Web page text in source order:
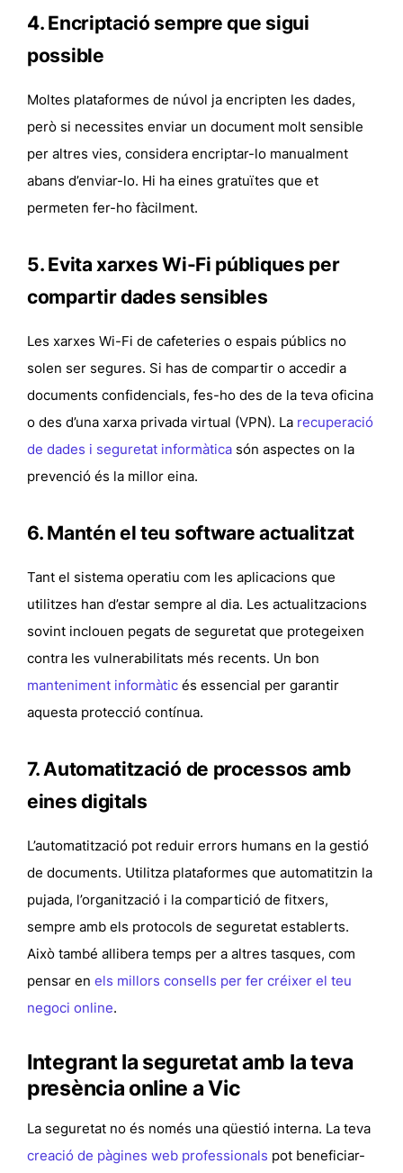
4. Encriptació sempre que sigui
possible
Moltes plataformes de núvol ja encripten les dades,
però si necessites enviar un document molt sensible
per altres vies, considera encriptar-lo manualment
abans d’enviar-lo. Hi ha eines gratuïtes que et
permeten fer-ho fàcilment.
5. Evita xarxes Wi-Fi públiques per
compartir dades sensibles
Les xarxes Wi-Fi de cafeteries o espais públics no
solen ser segures. Si has de compartir o accedir a
documents confidencials, fes-ho des de la teva oficina
o des d’una xarxa privada virtual (VPN). La recuperació
de dades i seguretat informàtica són aspectes on la
prevenció és la millor eina.
6. Mantén el teu software actualitzat
Tant el sistema operatiu com les aplicacions que
utilitzes han d’estar sempre al dia. Les actualitzacions
sovint inclouen pegats de seguretat que protegeixen
contra les vulnerabilitats més recents. Un bon
manteniment informàtic és essencial per garantir
aquesta protecció contínua.
7. Automatització de processos amb
eines digitals
L’automatització pot reduir errors humans en la gestió
de documents. Utilitza plataformes que automatitzin la
pujada, l’organització i la compartició de fitxers,
sempre amb els protocols de seguretat establerts.
Això també allibera temps per a altres tasques, com
pensar en els millors consells per fer créixer el teu
negoci online.
Integrant la seguretat amb la teva
presència online a Vic
La seguretat no és només una qüestió interna. La teva
creació de pàgines web professionals pot beneficiar-